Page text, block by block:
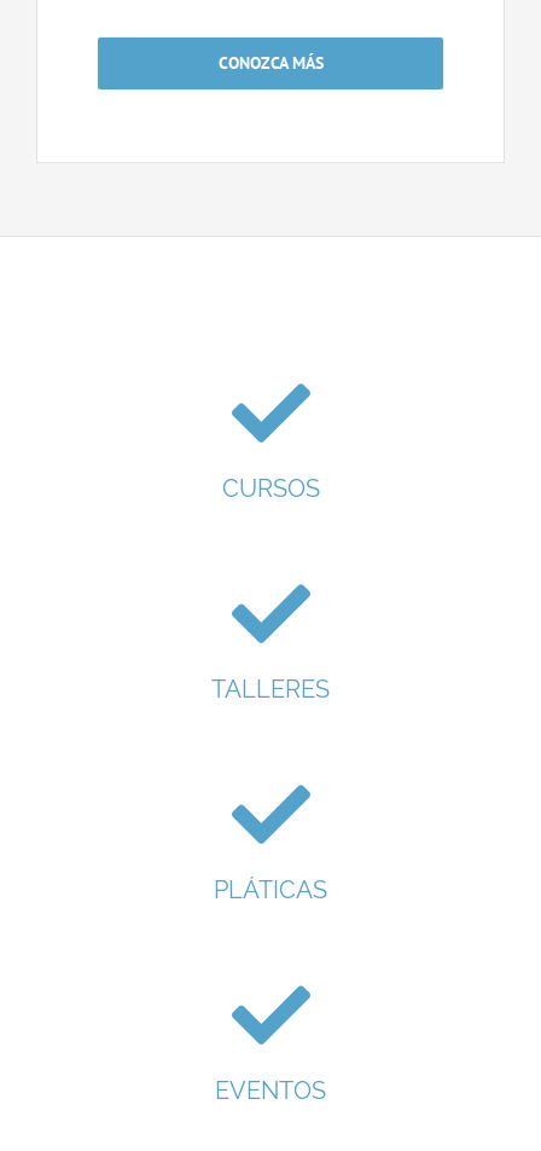
CONOZCA MÁS
CURSOS
TALLERES
PLÁTICAS
EVENTOS